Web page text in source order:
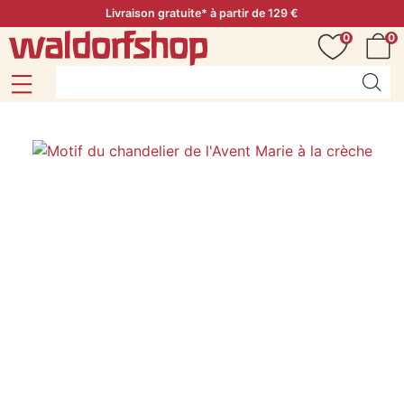
Livraison gratuite* à partir de 129 €
0
0